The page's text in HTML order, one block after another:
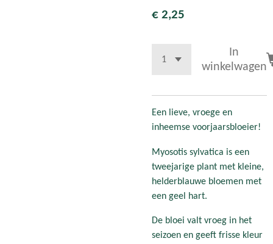
€ 2,25
In
winkelwagen
Een lieve, vroege en
inheemse voorjaarsbloeier!
Myosotis sylvatica is een
tweejarige plant met kleine,
helderblauwe bloemen met
een geel hart.
De bloei valt vroeg in het
seizoen en geeft frisse kleur